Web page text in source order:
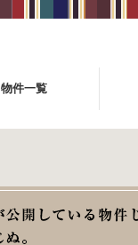
物件一覧